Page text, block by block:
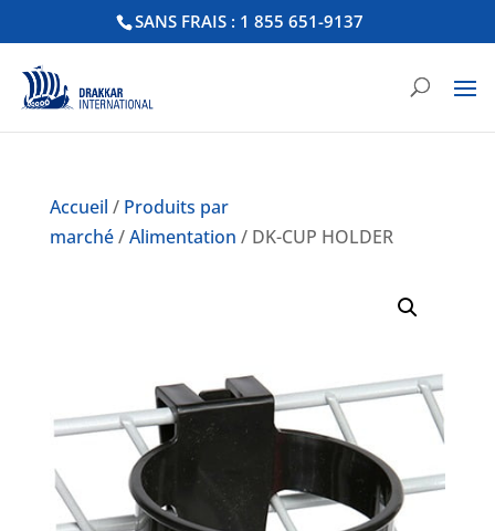
SANS FRAIS : 1 855 651-9137
Accueil / Produits par
marché/Alimentation / DK-CUP HOLDER